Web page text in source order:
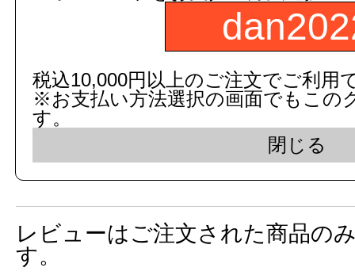
数量
商品名：
ホルダー
レビューはご注文された商品の
す。
税込10,000円以上のご注文でご利用
※お支払い方法選択の画面でもこの
す。
閉じる